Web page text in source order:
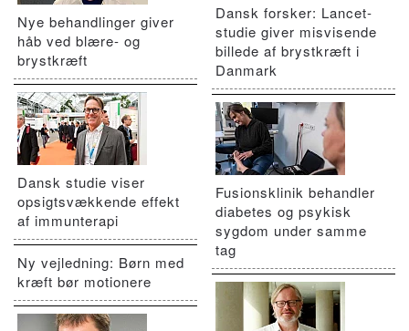
Nye behandlinger giver
håb ved blære- og
brystkræft
Dansk studie viser
opsigtsvækkende effekt
af immunterapi
Ny vejledning: Børn med
kræft bør motionere
Dansk forsker: Lancet-
studie giver misvisende
billede af brystkræft i
Danmark
Fusionsklinik behandler
diabetes og psykisk
sygdom under samme
tag